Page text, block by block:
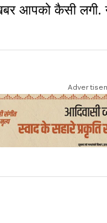
आपको कैसी लगी.